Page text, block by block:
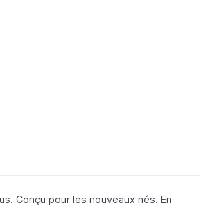
Conçu pour les nouveaux nés. En